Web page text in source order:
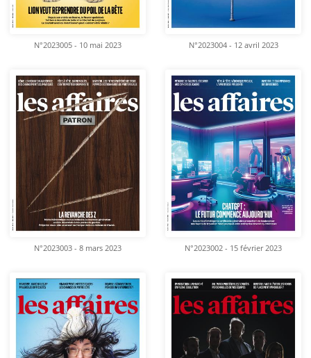
N°2023005 - 10 mai 2023 N°2023004 - 12 avril 2023
N°2023003 - 8 mars 2023 N°2023002 - 15 février 2023